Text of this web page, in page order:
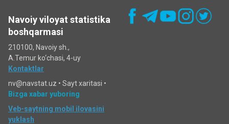
Navoiy viloyat statistika
boshqarmasi
210100, Navoiy sh.,
A.Temur ko‘chаsi, 4-uy
Kontaktlar
nv@navstat.uz • Sayt xaritasi •
Bizga xabar yuboring
Veb-saytning mobil ilovasini
yuklash